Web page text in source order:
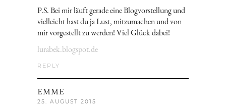
P.S. Bei mir läuft gerade eine Blogvorstellung und
vielleicht hast du ja Lust, mitzumachen und von
mir vorgestellt zu werden! Viel Glück dabei!
lurabek.blogspot.de
REPLY
EMME
25. AUGUST 2015